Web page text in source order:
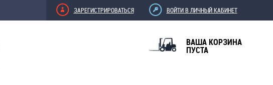
ЗАРЕГИСТРИРОВАТЬСЯ ВОЙТИ В ЛИЧНЫЙ КАБИНЕТ
ВАША КОРЗИНА
ПУСТА